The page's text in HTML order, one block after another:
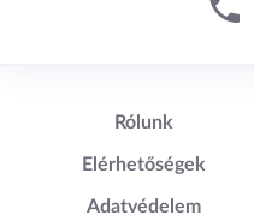
Lábléc1
Rólunk
Elérhetőségek
Adatvédelem